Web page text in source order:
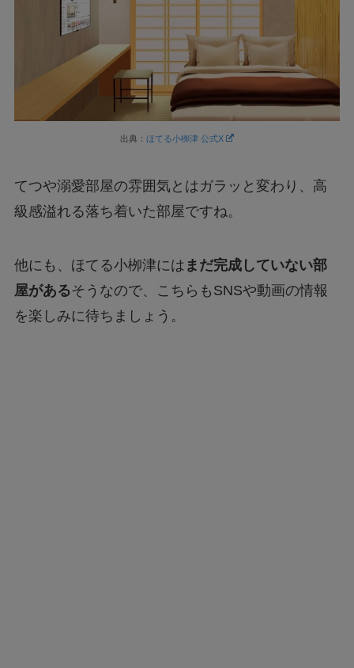
出典： ほてる小栁津 公式X
てつや溺愛部屋の雰囲気とはガラッと変わり、高
級感溢れる落ち着いた部屋ですね。
他にも、ほてる小栁津には まだ完成していない部
屋があるそうなので、こちらもSNSや動画の情報
を楽しみに待ちましょう。